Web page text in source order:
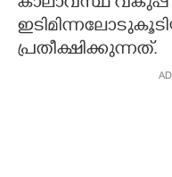
പ്രതീക്ഷിക്കുന്നത്.